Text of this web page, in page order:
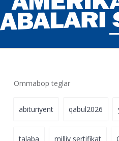
Ommabop teglar
abituriyent qabul2026
talaba milliy sertifikat